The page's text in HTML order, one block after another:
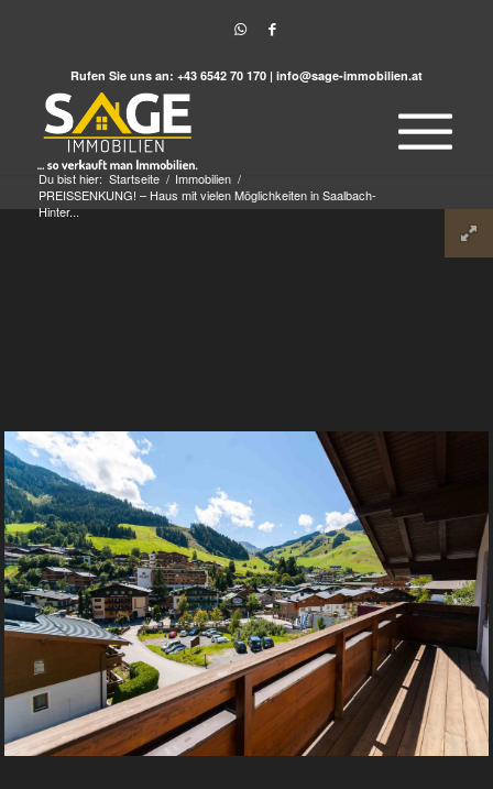
Rufen Sie uns an: +43 6542 70 170 | info@sage-immobilien.at
Du bist hier: Startseite / Immobilien /
PREISSENKUNG! – Haus mit vielen Möglichkeiten in Saalbach-
Hinter...